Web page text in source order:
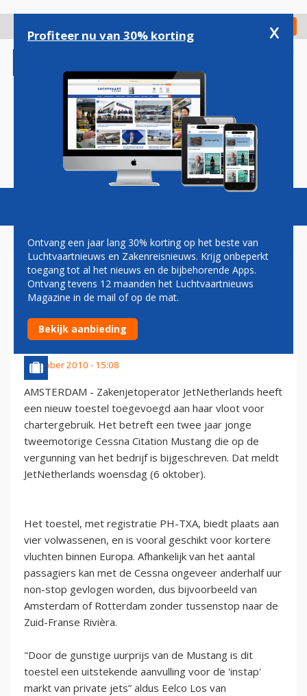
gaan
Check in
Magazine Podcasts Vacatures
JETNETHERLANDS BREIDT
VLOOT UIT MET ZAKENJET
CITATION MUSTANG
6 oktober 2010 - 15:08
AMSTERDAM - Zakenjetoperator JetNetherlands heeft
een nieuw toestel toegevoegd aan haar vloot voor
chartergebruik. Het betreft een twee jaar jonge
tweemotorige Cessna Citation Mustang die op de
vergunning van het bedrijf is bijgeschreven. Dat meldt
JetNetherlands woensdag (6 oktober).
Het toestel, met registratie PH-TXA, biedt plaats aan
vier volwassenen, en is vooral geschikt voor kortere
vluchten binnen Europa. Afhankelijk van het aantal
passagiers kan met de Cessna ongeveer anderhalf uur
non-stop gevlogen worden, dus bijvoorbeeld van
Amsterdam of Rotterdam zonder tussenstop naar de
Zuid-Franse Rivièra.
"Door de gunstige uurprijs van de Mustang is dit
toestel een uitstekende aanvulling voor de 'instap'
markt van private jets” aldus Eelco Los van
Profiteer nu van 30% korting x
Ontvang een jaar lang 30% korting op het beste van
Luchtvaartnieuws en Zakenreisnieuws. Krijg onbeperkt
toegang tot al het nieuws en de bijbehorende Apps.
Ontvang tevens 12 maanden het Luchtvaartnieuws
Magazine in de mail of op de mat.
Bekijk aanbieding